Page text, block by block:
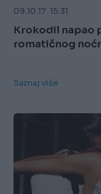
09.10.17. 15:31
Krokodil napao
romatičnog
Saznaj više